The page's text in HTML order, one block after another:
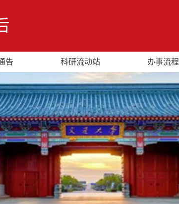
告 科研流动站 办事流程